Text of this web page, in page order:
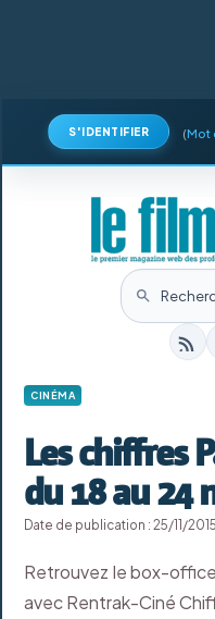
S'IDENTIFIER (Mot
CINÉMA
Les chiffres
du 18 au 24
Date de publication : 25/11/
Retrouvez le box-
avec Rentrak-Ciné